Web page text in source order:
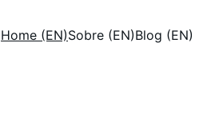
Home (EN)Sobre (EN)Blog (EN)